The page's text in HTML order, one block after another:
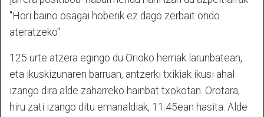
"Hori baino osagai hoberik ez dago zerbait ondo
ateratzeko".
125 urte atzera egingo du Orioko herriak larunbatean,
eta ikuskizunaren barruan, antzerki txikiak ikusi ahal
izango dira alde zaharreko hainbat txokotan. Orotara,
hiru zati izango ditu emanaldiak, 11:45ean hasita. Alde